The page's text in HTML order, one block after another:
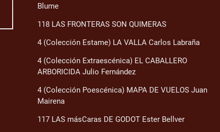
Blume
118 LAS FRONTERAS SON QUIMERAS
4 (Colección Estame) LA VALLA Carlos Labraña
4 (Colección Extraescénica) EL CABALLERO
ARBORICIDA Julio Fernández
4 (Colección Poescénica) MAPA DE VUELOS Juan
Mairena
117 LAS másCaras DE GODOT Ester Bellver